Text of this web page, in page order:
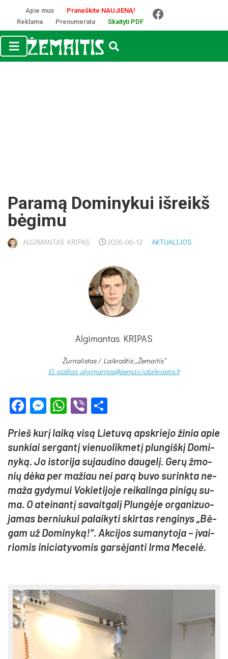
Apie mus
Praneškite NAUJIENĄ!
Reklama
Prenumerata Skaityti PDF
Pa­ra­mą Do­mi­ny­kui iš­reikš
bė­gi­mu
ALGIMANTAS KRIPAS 2026-06-12 AKTUALIJOS
Algimantas KRIPAS
Žurnalistas / Laikraštis „Žemaitis“
El. paštas: algimantas@zemaiciolaikrastis.lt
Facebook
Messenger
WhatsApp
Viber
Prieš ku­rį lai­ką vi­są Lie­tu­vą ap­skrie­jo ži­nia apie
sun­kiai ser­gan­tį vie­nuo­lik­me­tį plun­giš­kį Do­mi­
ny­ką. Jo is­to­ri­ja su­jau­di­no dau­ge­lį. Ge­rų žmo­
nių dė­ka per ma­žiau nei pa­rą bu­vo su­rink­ta ne­
ma­ža gy­dy­mui Vo­kie­ti­jo­je rei­ka­lin­ga pi­ni­gų su­
ma. O atei­nan­tį sa­vait­ga­lį Plun­gė­je or­ga­ni­zuo­
ja­mas ber­niu­kui pa­lai­ky­ti skir­tas ren­gi­nys „Bė­
gam už Do­mi­ny­ką!“. Ak­ci­jos su­ma­ny­to­ja – įvai­
rio­mis ini­cia­ty­vo­mis gar­sė­jan­ti Ir­ma Me­ce­lė.